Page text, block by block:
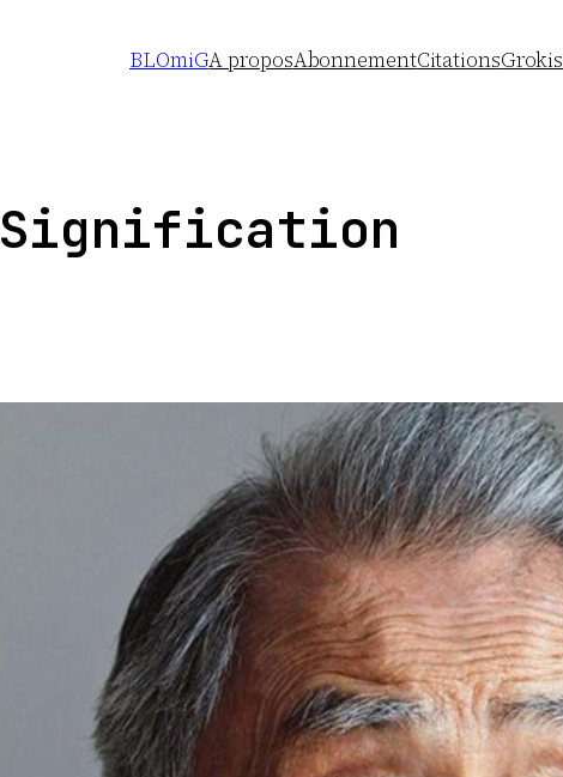
BLOmiGA proposAbonnementCitations
Signification